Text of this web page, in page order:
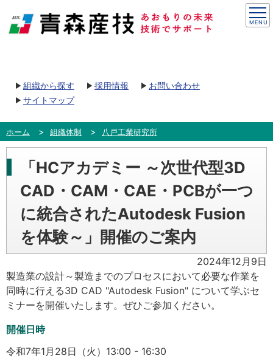
組織から探す 採用情報
お問い合わせ
サイトマップ
ホーム 組織体制 八戸工業研究所
「HCアカデミー ～次世代型3D
CAD・CAM・CAE・PCBが一つ
に統合されたAutodesk Fusion
を体験～」開催のご案内
2024年12月9日
製造業の設計～製造までのプロセスにおいて必要な作業を
同時に行える3D CAD "Autodesk Fusion" について学ぶセ
ミナーを開催いたします。ぜひご参加ください。
開催日時
令和7年1月28日（火）13:00 - 16:30